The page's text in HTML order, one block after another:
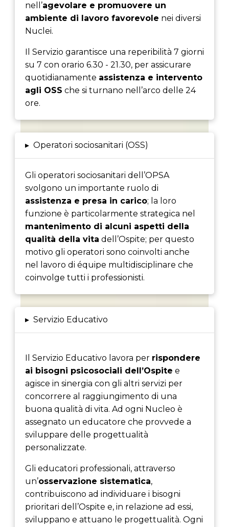
nell’agevolare e promuovere un
ambiente di lavoro favorevole nei diversi
Nuclei.
Il Servizio garantisce una reperibilità 7 giorni
su 7 con orario 6.30 - 21.30, per assicurare
quotidianamente assistenza e intervento
agli OSS che si turnano nell’arco delle 24
ore.
▸ Operatori sociosanitari (OSS)
Gli operatori sociosanitari dell’OPSA
svolgono un importante ruolo di
assistenza e presa in carico; la loro
funzione è particolarmente strategica nel
mantenimento di alcuni aspetti della
qualità della vita dell’Ospite; per questo
motivo gli operatori sono coinvolti anche
nel lavoro di équipe multidisciplinare che
coinvolge tutti i professionisti.
▸ Servizio Educativo
Il Servizio Educativo lavora per rispondere
ai bisogni psicosociali dell’Ospite e
agisce in sinergia con gli altri servizi per
concorrere al raggiungimento di una
buona qualità di vita. Ad ogni Nucleo è
assegnato un educatore che provvede a
sviluppare delle progettualità
personalizzate.
Gli educatori professionali, attraverso
un’osservazione sistematica,
contribuiscono ad individuare i bisogni
prioritari dell’Ospite e, in relazione ad essi,
sviluppano e attuano le progettualità. Ogni